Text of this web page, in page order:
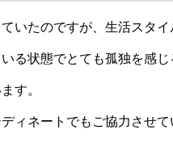
たのですが、生活スタ
状態でとても孤独を感じ
す。
ィネートでもご協力させ